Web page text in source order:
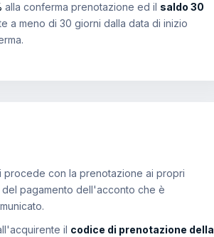
alla conferma prenotazione ed il saldo 30
a meno di 30 giorni dalla data di inizio
procede con la prenotazione ai propri
pagamento dell'acconto che è
il codice di prenotazione della